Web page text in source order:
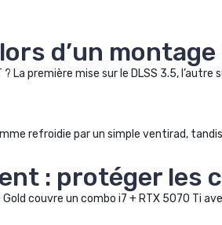
d’un
La première mise sur le DLSS 3.5,
refroidie par un simple ventirad,
: protéger les
Gold couvre un combo i7 + RTX 5070 Ti